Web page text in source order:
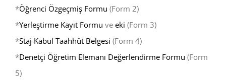
*Öğrenci Özgeçmiş Formu (Form 2)
*Yerleştirme Kayıt Formu ve eki (Form 3)
*Staj Kabul Taahhüt Belgesi (Form 4)
*Denetçi Öğretim Elemanı Değerlendirme Formu (Form
5)